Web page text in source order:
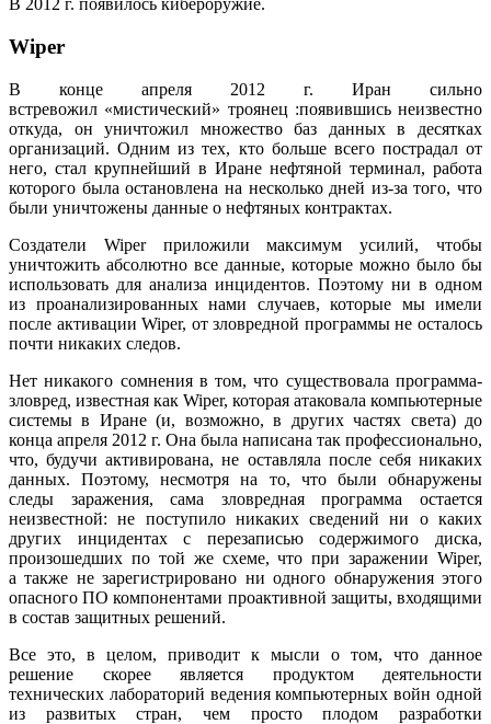
В 2012 г. появилось кибероружие.
Wiper
В конце апреля 2012 г. Иран сильно
встревожил «мистический» троянец :появившись неизвестно
откуда, он уничтожил множество баз данных в десятках
организаций. Одним из тех, кто больше всего пострадал от
него, стал крупнейший в Иране нефтяной терминал, работа
которого была остановлена на несколько дней из-за того, что
были уничтожены данные о нефтяных контрактах.
Создатели Wiper приложили максимум усилий, чтобы
уничтожить абсолютно все данные, которые можно было бы
использовать для анализа инцидентов. Поэтому ни в одном
из проанализированных нами случаев, которые мы имели
после активации Wiper, от зловредной программы не осталось
почти никаких следов.
Нет никакого сомнения в том, что существовала программа-
зловред, известная как Wiper, которая атаковала компьютерные
системы в Иране (и, возможно, в других частях света) до
конца апреля 2012 г. Она была написана так профессионально,
что, будучи активирована, не оставляла после себя никаких
данных. Поэтому, несмотря на то, что были обнаружены
следы заражения, сама зловредная программа остается
неизвестной: не поступило никаких сведений ни о каких
других инцидентах с перезаписью содержимого диска,
произошедших по той же схеме, что при заражении Wiper,
а также не зарегистрировано ни одного обнаружения этого
опасного ПО компонентами проактивной защиты, входящими
в состав защитных решений.
Все это, в целом, приводит к мысли о том, что данное
решение скорее является продуктом деятельности
технических лабораторий ведения компьютерных войн одной
из развитых стран, чем просто плодом разработки